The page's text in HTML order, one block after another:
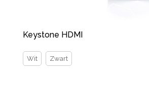
Keystone HDMI
Wit Zwart